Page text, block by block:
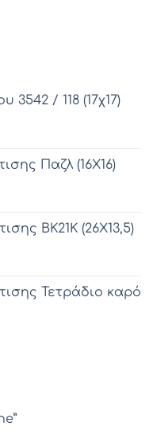
3542 / 118 (17χ17)
Παζλ (16Χ16)
ΒΚ21Κ (26Χ13,5)
Τετράδιο καρό